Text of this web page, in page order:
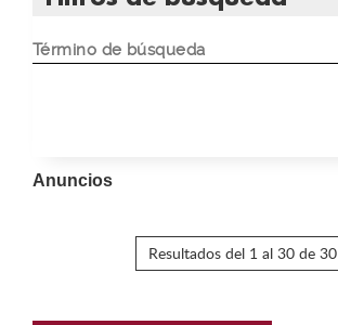
Anuncios
Resultados del 1 al 30 de 30